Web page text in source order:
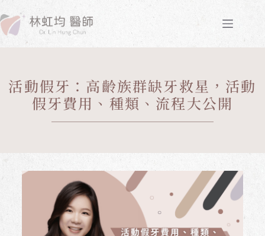
活動假牙：高齡族群缺牙救星，活動
假牙費用、種類、流程大公開